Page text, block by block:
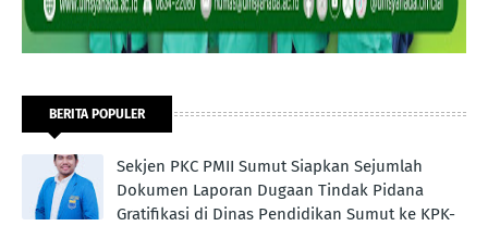
BERITA POPULER
Sekjen PKC PMII Sumut Siapkan Sejumlah
Dokumen Laporan Dugaan Tindak Pidana
Gratifikasi di Dinas Pendidikan Sumut ke KPK-